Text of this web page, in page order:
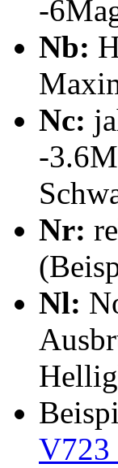
-
Nb:
Nc:
-
Nr:
Nl:
V723